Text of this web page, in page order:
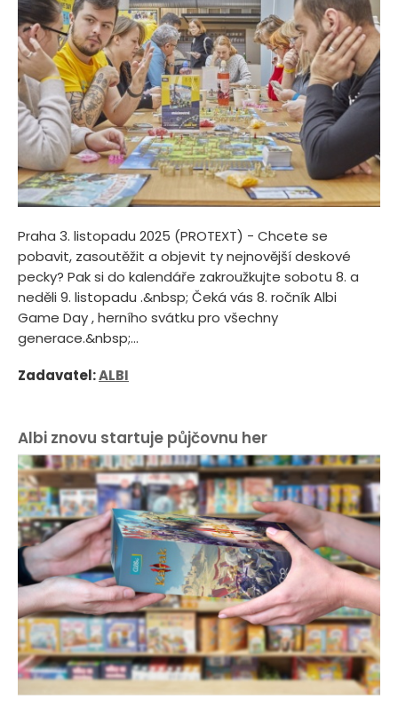
Praha 3. listopadu 2025 (PROTEXT) - Chcete se
pobavit, zasoutěžit a objevit ty nejnovější deskové
pecky? Pak si do kalendáře zakroužkujte sobotu 8. a
neděli 9. listopadu .&nbsp; Čeká vás 8. ročník Albi
Game Day , herního svátku pro všechny
generace.&nbsp;...
Zadavatel:ALBI
Albi znovu startuje půjčovnu her